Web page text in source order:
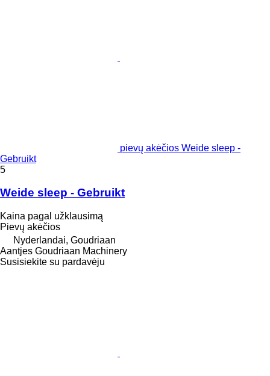
pievų akėčios Weide sleep -
Gebruikt
5
Weide sleep - Gebruikt
Kaina pagal užklausimą
Pievų akėčios
Nyderlandai, Goudriaan
Aantjes Goudriaan Machinery
Susisiekite su pardavėju